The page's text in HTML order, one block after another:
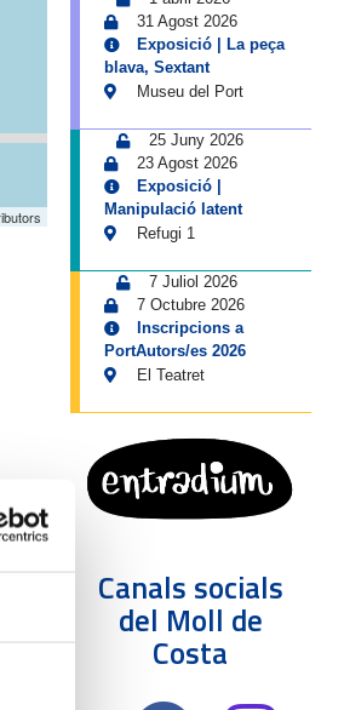
31 Agost 2026
Exposició | La peça
blava, Sextant
Museu del Port
25 Juny 2026
23 Agost 2026
Exposició |
Manipulació latent
Refugi 1
7 Juliol 2026
7 Octubre 2026
Inscripcions a
PortAutors/es 2026
El Teatret
Canals socials
del Moll de
Costa